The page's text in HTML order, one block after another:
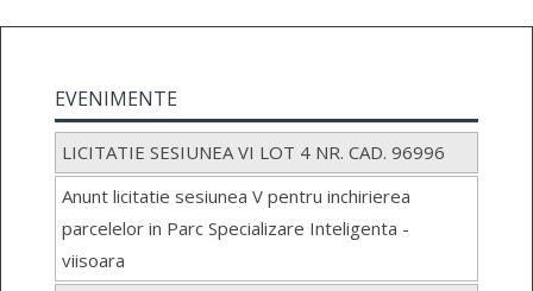
EVENIMENTE
LICITATIE SESIUNEA VI LOT 4 NR. CAD. 96996
Anunt licitatie sesiunea V pentru inchirierea
parcelelor in Parc Specializare Inteligenta -
viisoara